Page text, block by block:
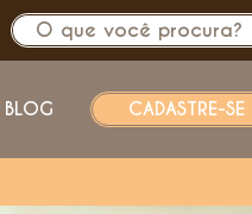
BLOG CADASTRE-SE